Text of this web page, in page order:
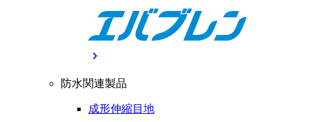
chevron_right
防水関連製品
成形伸縮目地